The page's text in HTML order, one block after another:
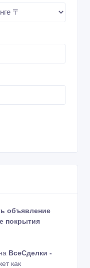
объявление
покрытия
ВсеСделки -
как